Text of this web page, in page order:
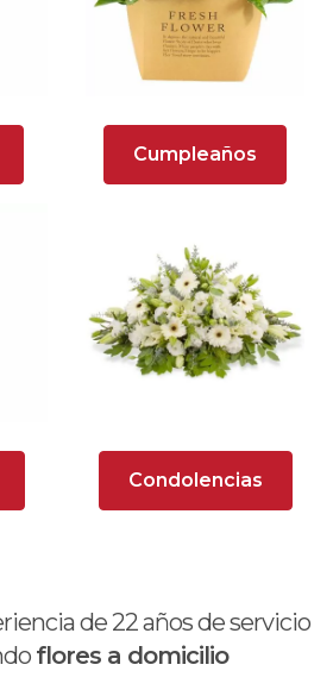
Cumpleaños
Condolencias
de 22años de servicio
flores a domicilio
florales en tono lila
florales en tono naranja
para Aniversario
para dar agradecimiento
para Defunciones
Florales para Eventos
florales románticos
Paraíso (Strelitzia)
y galletas